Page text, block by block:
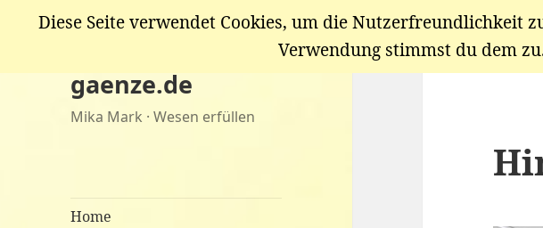
gaenze.de
Mika Mark · Wesen erfüllen
Home
Diese Seite verwendet Cookies, um die Nutzerfreundlichkeit
Verwendung stimmst du dem